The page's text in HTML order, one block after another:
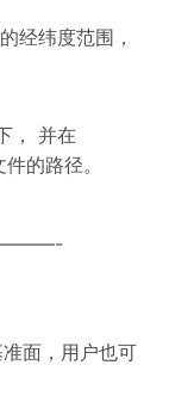
经纬度范围，
， 并在
的路径。
面，用户也可